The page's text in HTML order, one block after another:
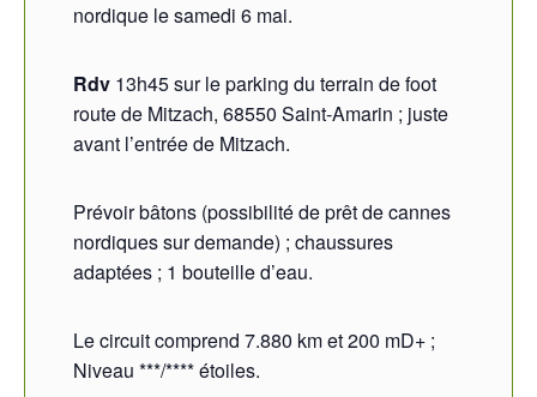
nordique le samedi 6 mai.
Rdv 13h45 sur le parking du terrain de foot
route de Mitzach, 68550 Saint-Amarin ; juste
avant l’entrée de Mitzach.
Prévoir bâtons (possibilité de prêt de cannes
nordiques sur demande) ; chaussures
adaptées ; 1 bouteille d’eau.
Le circuit comprend 7.880 km et 200 mD+ ;
Niveau ***/**** étoiles.